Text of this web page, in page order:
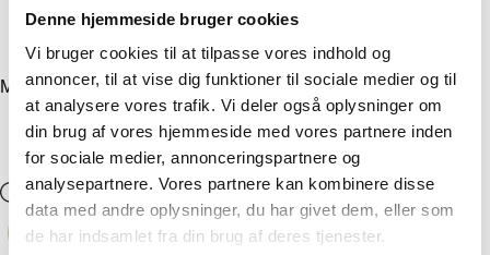
Denne hjemmeside bruger cookies
Vi bruger cookies til at tilpasse vores indhold og
annoncer, til at vise dig funktioner til sociale medier og til
at analysere vores trafik. Vi deler også oplysninger om
din brug af vores hjemmeside med vores partnere inden
for sociale medier, annonceringspartnere og
analysepartnere. Vores partnere kan kombinere disse
data med andre oplysninger, du har givet dem, eller som
de har indsamlet fra din brug af deres tjenester.
Returnering
Reklamation
Kontakt
Menu
Søg Konto Kurv
17%